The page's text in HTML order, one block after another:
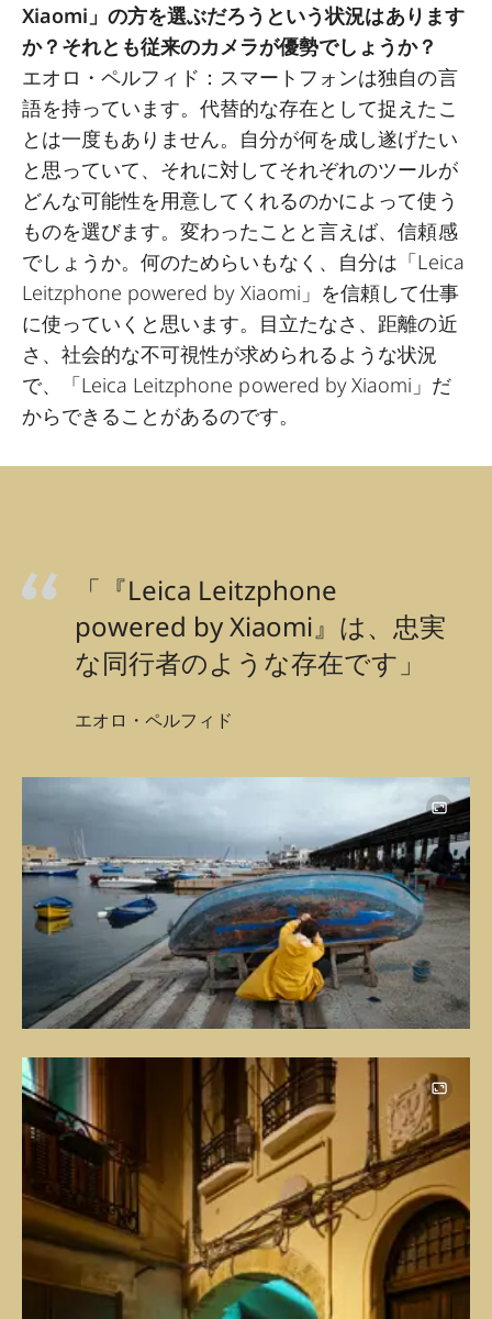
Xiaomi」の方を選ぶだろうという状況はあります
か？それとも従来のカメラが優勢でしょうか？
エオロ・ペルフィド：スマートフォンは独自の言
語を持っています。代替的な存在として捉えたこ
とは一度もありません。自分が何を成し遂げたい
と思っていて、それに対してそれぞれのツールが
どんな可能性を用意してくれるのかによって使う
ものを選びます。変わったことと言えば、信頼感
でしょうか。何のためらいもなく、自分は「Leica
Leitzphone powered by Xiaomi」を信頼して仕事
に使っていくと思います。目立たなさ、距離の近
さ、社会的な不可視性が求められるような状況
で、「Leica Leitzphone powered by Xiaomi」だ
からできることがあるのです。
「『Leica Leitzphone
powered by Xiaomi』は、忠実
な同行者のような存在です」
エオロ・ペルフィド